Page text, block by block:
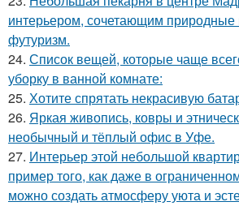
интерьером, сочетающим
футуризм.
24. Список вещей, которые чаще
уборку в ванной комнате:
25. Хотите спрятать некрасивую
26. Яркая живопись, ковры и
необычный и тёплый офис в Уфе.
27. Интерьер этой небольшой
пример того, как даже в
можно создать атмосферу уюта и